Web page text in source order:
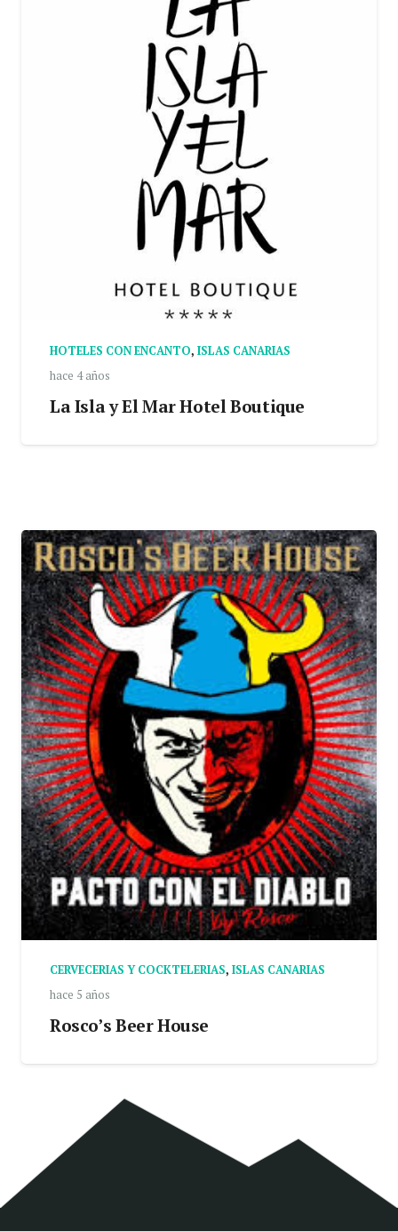
HOTELES CON ENCANTO, ISLAS CANARIAS
hace 4 años
La Isla y El Mar Hotel Boutique
CERVECERIAS Y COCKTELERIAS, ISLAS CANARIAS
hace 5 años
Rosco’s Beer House